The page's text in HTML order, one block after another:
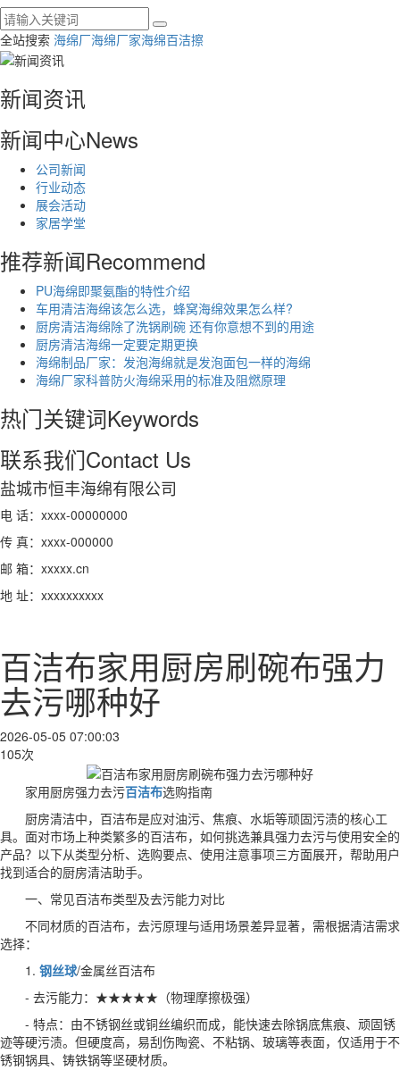
全站搜索 海绵厂海绵厂家海绵百洁擦
新闻资讯
新闻中心News
公司新闻
行业动态
展会活动
家居学堂
推荐新闻Recommend
PU海绵即聚氨酯的特性介绍
车用清洁海绵该怎么选，蜂窝海绵效果怎么样?
厨房清洁海绵除了洗锅刷碗 还有你意想不到的用途
厨房清洁海绵一定要定期更换
海绵制品厂家：发泡海绵就是发泡面包一样的海绵
海绵厂家科普防火海绵采用的标准及阻燃原理
热门关键词Keywords
联系我们Contact Us
盐城市恒丰海绵有限公司
电 话：xxxx-00000000
传 真：xxxx-000000
邮 箱：xxxxx.cn
地 址：xxxxxxxxxx
百洁布家用厨房刷碗布强力
去污哪种好
2026-05-05 07:00:03
105次
家用厨房强力去污百洁布选购指南
厨房清洁中，百洁布是应对油污、焦痕、水垢等顽固污渍的核心工
具。面对市场上种类繁多的百洁布，如何挑选兼具强力去污与使用安全的
产品？以下从类型分析、选购要点、使用注意事项三方面展开，帮助用户
找到适合的厨房清洁助手。
一、常见百洁布类型及去污能力对比
不同材质的百洁布，去污原理与适用场景差异显著，需根据清洁需求
选择：
1. 钢丝球/金属丝百洁布
- 去污能力：★★★★★（物理摩擦极强）
- 特点：由不锈钢丝或铜丝编织而成，能快速去除锅底焦痕、顽固锈
迹等硬污渍。但硬度高，易刮伤陶瓷、不粘锅、玻璃等表面，仅适用于不
锈钢锅具、铸铁锅等坚硬材质。